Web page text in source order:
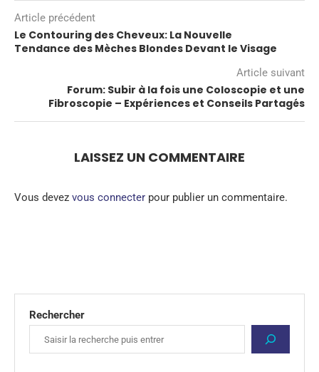
Article précédent
Le Contouring des Cheveux: La Nouvelle
Tendance des Mèches Blondes Devant le Visage
Article suivant
Forum: Subir à la fois une Coloscopie et une
Fibroscopie – Expériences et Conseils Partagés
LAISSEZ UN COMMENTAIRE
Vous devez vous connecter pour publier un commentaire.
Rechercher